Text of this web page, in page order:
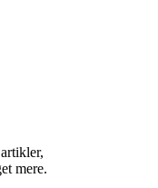
mere.